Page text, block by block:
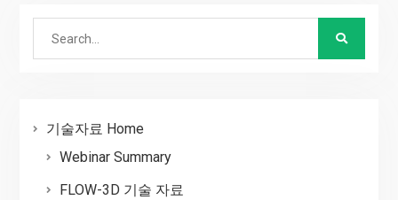
기술자료 Home
Webinar Summary
FLOW-3D 기술 자료